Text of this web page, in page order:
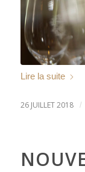
Lire la suite
26 JUILLET 2018 /